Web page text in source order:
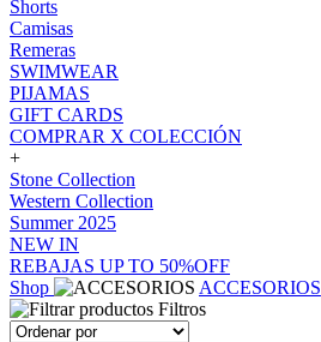
Shorts
Camisas
Remeras
SWIMWEAR
PIJAMAS
GIFT CARDS
COMPRAR X COLECCIÓN
+
Stone Collection
Western Collection
Summer 2025
NEW IN
REBAJAS UP TO 50%OFF
Shop
ACCESORIOS
Filtros